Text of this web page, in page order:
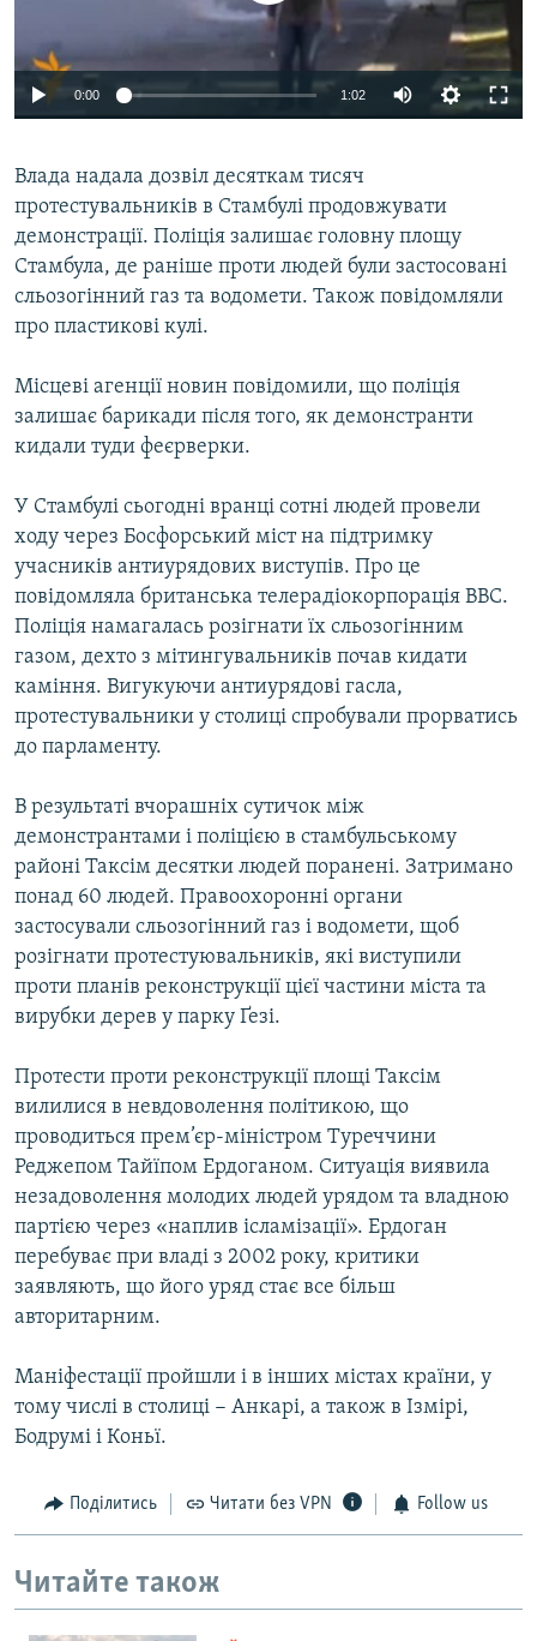
ВІДЕОУРОКИ «ELIFBE»
СВІДЧЕННЯ ОКУПАЦІЇ
УКРАЇНСЬКА ПРОБЛЕМА КРИМУ
Русский
Qırımtatar
Усі сайти RFE/RL
0:00 1:02
Влада надала дозвіл десяткам тисяч
протестувальників в Стамбулі продовжувати
демонстрації. Поліція залишає головну площу
Стамбула, де раніше проти людей були застосовані
сльозогінний газ та водомети. Також повідомляли
про пластикові кулі.
Місцеві агенції новин повідомили, що поліція
залишає барикади після того, як демонстранти
кидали туди феєрверки.
У Стамбулі сьогодні вранці сотні людей провели
ходу через Босфорський міст на підтримку
учасників антиурядових виступів. Про це
повідомляла британська телерадіокорпорація BBC.
Поліція намагалась розігнати їх сльозогінним
газом, дехто з мітингувальників почав кидати
каміння. Вигукуючи антиурядові гасла,
протестувальники у столиці спробували прорватись
до парламенту.
В результаті вчорашніх сутичок між
демонстрантами і поліцією в стамбульському
районі Таксім десятки людей поранені. Затримано
понад 60 людей. Правоохоронні органи
застосували сльозогінний газ і водомети, щоб
розігнати протестуювальників, які виступили
проти планів реконструкції цієї частини міста та
вирубки дерев у парку Ґезі.
Протести проти реконструкції площі Таксім
вилилися в невдоволення політикою, що
проводиться прем’єр-міністром Туреччини
Реджепом Тайїпом Ердоганом. Ситуація виявила
незадоволення молодих людей урядом та владною
партією через «наплив ісламізації». Ердоган
перебуває при владі з 2002 року, критики
заявляють, що його уряд стає все більш
авторитарним.
Маніфестації пройшли і в інших містах країни, у
тому числі в столиці − Анкарі, а також в Ізмірі,
Бодрумі і Коньї.
Поділитись Читати без VPN Follow us
Читайте також